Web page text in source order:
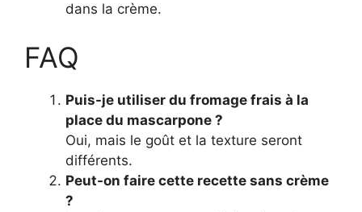
dans la crème.
FAQ
Puis-je utiliser du fromage frais à la
place du mascarpone ?
Oui, mais le goût et la texture seront
différents.
Peut-on faire cette recette sans crème
?